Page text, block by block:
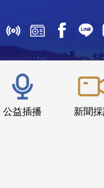
公益插播 新聞